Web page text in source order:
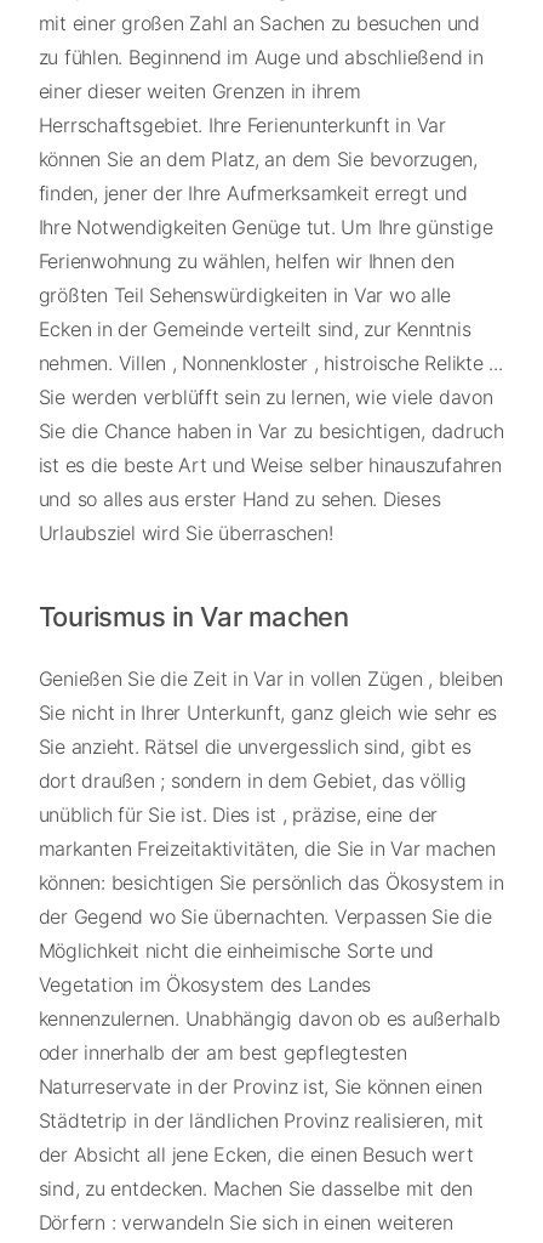
mit einer großen Zahl an Sachen zu besuchen und
zu fühlen. Beginnend im Auge und abschließend in
einer dieser weiten Grenzen in ihrem
Herrschaftsgebiet. Ihre Ferienunterkunft in Var
können Sie an dem Platz, an dem Sie bevorzugen,
finden, jener der Ihre Aufmerksamkeit erregt und
Ihre Notwendigkeiten Genüge tut. Um Ihre günstige
Ferienwohnung zu wählen, helfen wir Ihnen den
größten Teil Sehenswürdigkeiten in Var wo alle
Ecken in der Gemeinde verteilt sind, zur Kenntnis
nehmen. Villen , Nonnenkloster , histroische Relikte ...
Sie werden verblüfft sein zu lernen, wie viele davon
Sie die Chance haben in Var zu besichtigen, dadruch
ist es die beste Art und Weise selber hinauszufahren
und so alles aus erster Hand zu sehen. Dieses
Urlaubsziel wird Sie überraschen!
Tourismus in Var machen
Genießen Sie die Zeit in Var in vollen Zügen , bleiben
Sie nicht in Ihrer Unterkunft, ganz gleich wie sehr es
Sie anzieht. Rätsel die unvergesslich sind, gibt es
dort draußen ; sondern in dem Gebiet, das völlig
unüblich für Sie ist. Dies ist , präzise, eine der
markanten Freizeitaktivitäten, die Sie in Var machen
können: besichtigen Sie persönlich das Ökosystem in
der Gegend wo Sie übernachten. Verpassen Sie die
Möglichkeit nicht die einheimische Sorte und
Vegetation im Ökosystem des Landes
kennenzulernen. Unabhängig davon ob es außerhalb
oder innerhalb der am best gepflegtesten
Naturreservate in der Provinz ist, Sie können einen
Städtetrip in der ländlichen Provinz realisieren, mit
der Absicht all jene Ecken, die einen Besuch wert
sind, zu entdecken. Machen Sie dasselbe mit den
Dörfern : verwandeln Sie sich in einen weiteren